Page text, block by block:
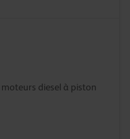
diesel à piston